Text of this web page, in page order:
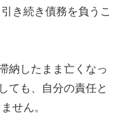
き続き債務を負うこ
納したまま亡くなっ
ても、自分の責任と
せん。